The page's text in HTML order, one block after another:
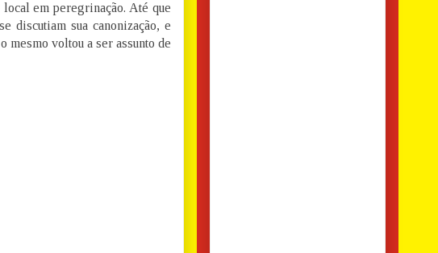
em peregrinação. Até que
discutiam sua canonização, e
mesmo voltou a ser assunto de